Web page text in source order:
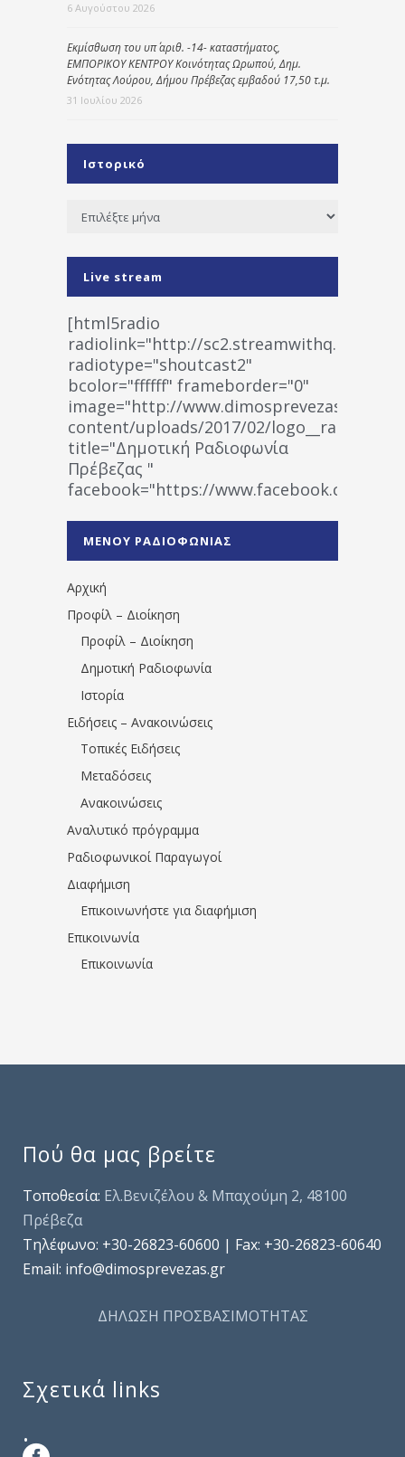
6 Αυγούστου 2026
Εκμίσθωση του υπ΄ αριθ. -14- καταστήματος,
ΕΜΠΟΡΙΚΟΥ ΚΕΝΤΡΟΥ Κοινότητας Ωρωπού, Δημ.
Ενότητας Λούρου, Δήμου Πρέβεζας εμβαδού 17,50 τ.μ.
31 Ιουλίου 2026
Ιστορικό
Ιστορικό
Live stream
[html5radio
radiolink="http://
radiotype="shoutcast2"
bcolor="ffffff" frameborder="0"
image="http://www.dimosprevezas.gr/wp-
content/uploads/2017/02/
title="Δημοτική Ραδιοφωνία
Πρέβεζας "
facebook="https://www.facebook.com/
1531194763766854/" artist="" ]
ΜΕΝΟΥ ΡΑΔΙΟΦΩΝΙΑΣ
Αρχική
Προφίλ – Διοίκηση
Προφίλ – Διοίκηση
Δημοτική Ραδιοφωνία
Ιστορία
Ειδήσεις – Ανακοινώσεις
Τοπικές Ειδήσεις
Μεταδόσεις
Ανακοινώσεις
Αναλυτικό πρόγραμμα
Ραδιοφωνικοί Παραγωγοί
Διαφήμιση
Επικοινωνήστε για διαφήμιση
Επικοινωνία
Επικοινωνία
Πού θα μας βρείτε
Τοποθεσία: Ελ.Βενιζέλου & Μπαχούμη 2, 48100
Πρέβεζα
Τηλέφωνo: +30-26823-60600 | Fax: +30-26823-60640
Email: info@dimosprevezas.gr
ΔΗΛΩΣΗ ΠΡΟΣΒΑΣΙΜΟΤΗΤΑΣ
Σχετικά links
.